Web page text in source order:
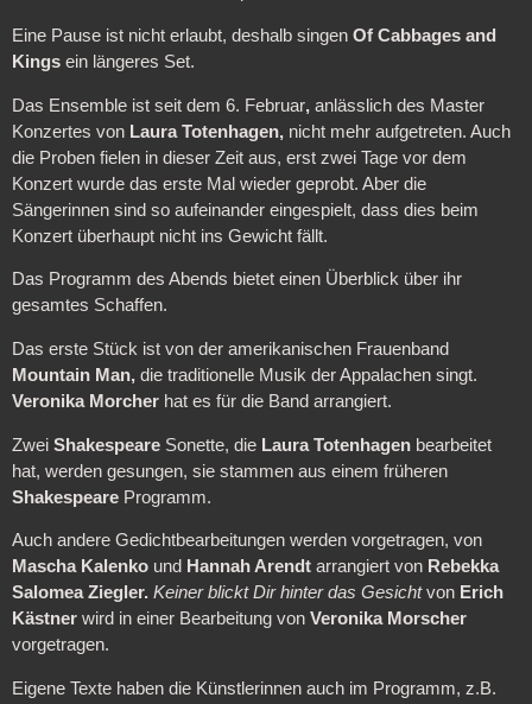
Eine Pause ist nicht erlaubt, deshalb singen Of Cabbages and
Kingsein längeres Set.
Das Ensemble ist seit dem 6. Februar, anlässlich des Master
Konzertes vonLaura Totenhagen, nicht mehr aufgetreten. Auch
die Proben fielen in dieser Zeit aus, erst zwei Tage vor dem
Konzert wurde das erste Mal wieder geprobt. Aber die
Sängerinnen sind so aufeinander eingespielt, dass dies beim
Konzert überhaupt nicht ins Gewicht fällt.
Das Programm des Abends bietet einen Überblick über ihr
gesamtes Schaffen.
Das erste Stück ist von der amerikanischen Frauenband
Mountain Man, die traditionelle Musik der Appalachen singt.
Veronika Morcher hat es für die Band arrangiert.
Zwei ShakespeareSonette, die Laura Totenhagenbearbeitet
hat, werden gesungen, sie stammen aus einem früheren
ShakespeareProgramm.
Auch andere Gedichtbearbeitungen werden vorgetragen, von
Mascha Kalenkound Hannah Arendtarrangiert von Rebekka
Salomea Ziegler. Keiner blickt Dir hinter das Gesichtvon Erich
Kästnerwird in einer Bearbeitung von Veronika Morscher
vorgetragen.
Eigene Texte haben die Künstlerinnen auch im Programm, z.B.